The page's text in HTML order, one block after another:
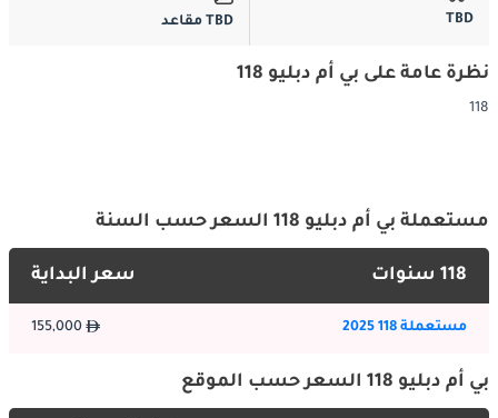
TBD
TBD مقاعد
نظرة عامة على بي أم دبليو 118
118
مستعملة بي أم دبليو 118 السعر حسب السنة
118 سنوات سعر البداية
مستعملة 118 2025
بي أم دبليو 118 السعر حسب الموقع